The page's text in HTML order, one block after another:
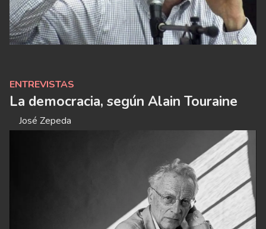
La democracia, según Alain Touraine
José Zepeda
ENTREVISTAS